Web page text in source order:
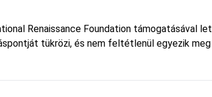
Renaissance Foundation
tükrözi, és nem feltétlenül egyezik